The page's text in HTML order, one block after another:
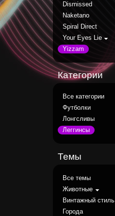
Dismissed
Naketano
Spiral Direct
Your Eyes Lie
Yizzam
Категории
Все категории
Футболки
Лонгсливы
Леггинсы
Темы
Все темы
Животные
Винтажный стиль
Города